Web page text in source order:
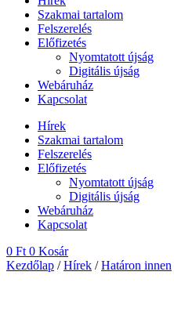
Szakmai tartalom
Felszerelés
Előfizetés
Nyomtatott újság
Digitális újság
Webáruház
Kapcsolat
Hírek
Szakmai tartalom
Felszerelés
Előfizetés
Nyomtatott újság
Digitális újság
Webáruház
Kapcsolat
0 Ft 0 Kosár
Kezdőlap /Hírek /Határon innen